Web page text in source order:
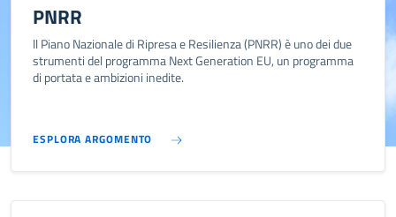
PNRR
ll Piano Nazionale di Ripresa e Resilienza (PNRR) è uno dei due
strumenti del programma Next Generation EU, un programma
di portata e ambizioni inedite.
ESPLORA ARGOMENTO